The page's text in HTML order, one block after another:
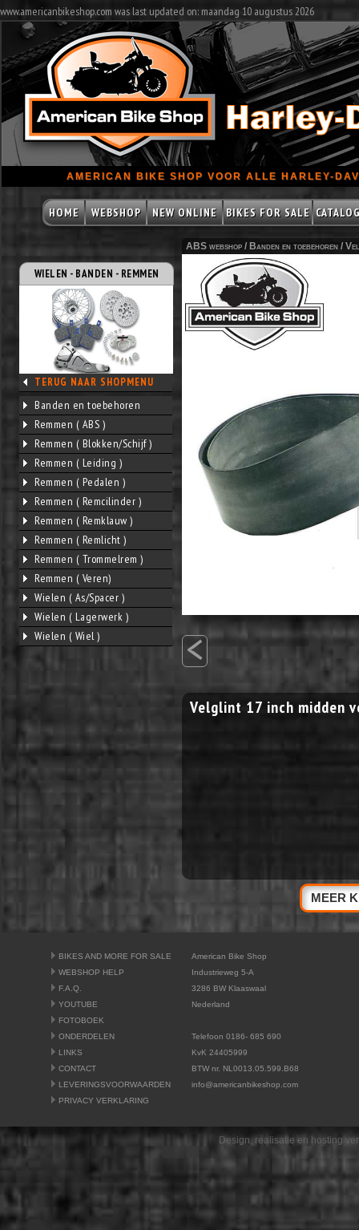
www.americanbikeshop.com was last updated on: maandag 10 augustus 2026
AMERICAN BIKE SHOP VOOR ALLE HARLEY-
HOME WEBSHOP NEW ONLINE BIKES FOR SALE
WIELEN - BANDEN - REMMEN
TERUG NAAR SHOPMENU
Banden en toebehoren
Remmen ( ABS )
Remmen ( Blokken/Schijf )
Remmen ( Leiding )
Remmen ( Pedalen )
Remmen ( Remcilinder )
Remmen ( Remklauw )
Remmen ( Remlicht )
Remmen ( Trommelrem )
Remmen ( Veren)
Wielen ( As/Spacer )
Wielen ( Lagerwerk )
Wielen ( Wiel )
ABS webshop / Banden en toebehoren /
<
Velglint 17 inch midden
MEER
BIKES AND MORE FOR SALE
WEBSHOP HELP
F.A.Q.
YOUTUBE
FOTOBOEK
ONDERDELEN
LINKS
CONTACT
LEVERINGSVOORWAARDEN
PRIVACY VERKLARING
American Bike Shop
Industrieweg 5-A
3286 BW Klaaswaal
Nederland
Telefoon 0186- 685 690
KvK 24405999
BTW nr. NL0013.05.599.B68
info@americanbikeshop.com
Design, realisatie en hosting